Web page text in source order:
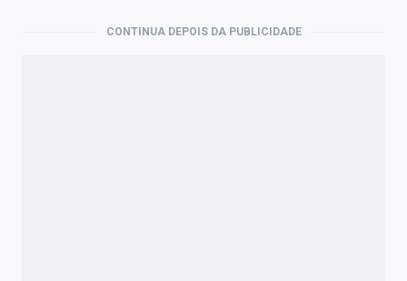
CONTINUA DEPOIS DA PUBLICIDADE